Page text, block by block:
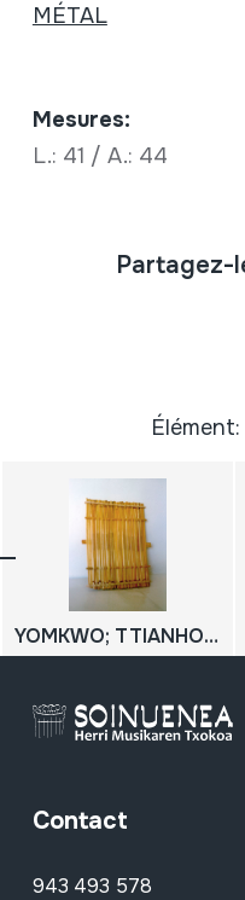
MÉTAL
Mesures:
L.: 41 / A.: 44
Partagez-
Élément:
YOMKWO; TTIANHOUN BWABA
Contact
943 493 578